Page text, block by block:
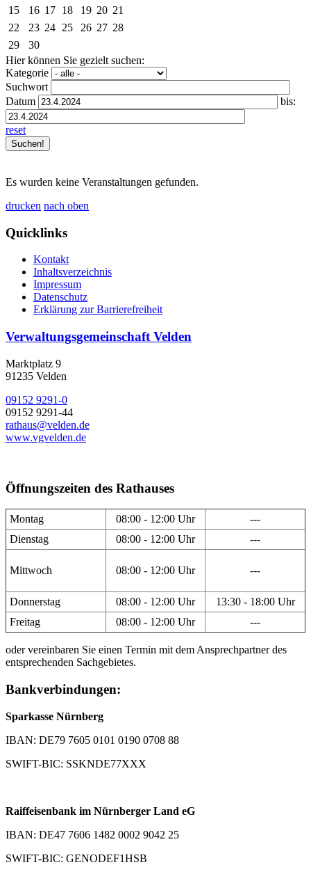
15
16 17 18 19 20 21
22
23 24 25 26 27 28
29
30
Hier können Sie gezielt suchen:
Kategorie
Suchwort
Datum
bis:
reset
Es wurden keine Veranstaltungen gefunden.
drucken nach oben
Quicklinks
Kontakt
Inhaltsverzeichnis
Impressum
Datenschutz
Erklärung zur Barrierefreiheit
Verwaltungsgemeinschaft Velden
Marktplatz 9
91235 Velden
09152 9291-0
09152 9291-44
rathaus@velden.de
www.vgvelden.de
Öffnungszeiten des Rathauses
Montag 08:00 - 12:00 Uhr
---
Dienstag
08:00 - 12:00 Uhr ---
Mittwoch 08:00 - 12:00 Uhr ---
Donnerstag 08:00 - 12:00 Uhr
13:30 - 18:00 Uhr
Freitag
08:00 - 12:00 Uhr ---
oder vereinbaren Sie einen Termin mit dem Ansprechpartner des
entsprechenden Sachgebietes.
Bankverbindungen:
Sparkasse Nürnberg
IBAN: DE79 7605 0101 0190 0708 88
SWIFT-BIC: SSKNDE77XXX
Raiffeisenbank im Nürnberger Land eG
IBAN: DE47 7606 1482 0002 9042 25
SWIFT-BIC: GENODEF1HSB